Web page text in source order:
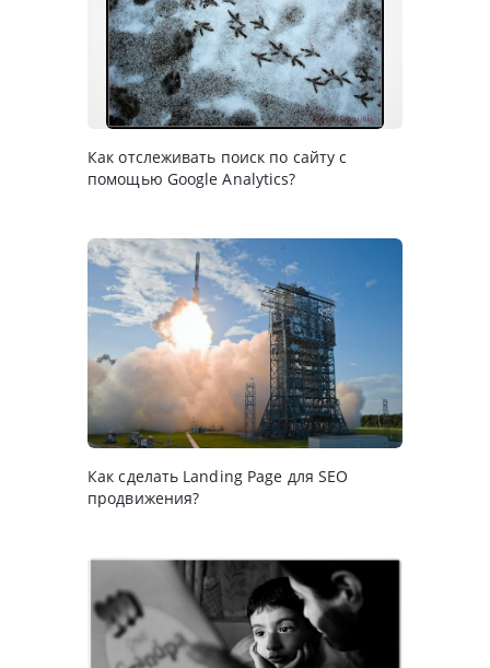
Как отслеживать поиск по сайту с
помощью Google Analytics?
Как сделать Landing Page для SEO
продвижения?